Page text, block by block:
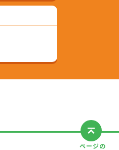
ページの